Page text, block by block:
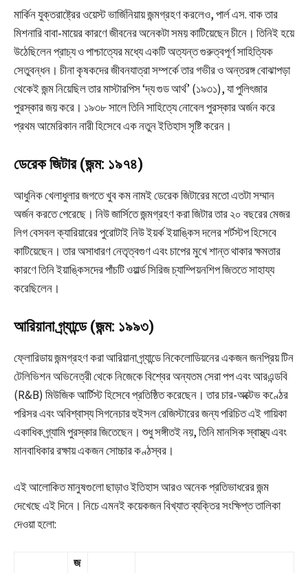
মার্কিন যুক্তরাষ্ট্রের ওয়েস্ট ভার্জিনিয়ায় জন্মগ্রহণ করলেও, পার্ল এস. বাক তার
মিশনারি বাবা-মায়ের কারণে জীবনের অনেকটা সময় কাটিয়েছেন চীনে। তিনিই হয়ে
উঠেছিলেন প্রাচ্য ও পাশ্চাত্যের মধ্যে একটি অত্যন্ত গুরুত্বপূর্ণ সাহিত্যিক
সেতুবন্ধন। চীনা কৃষকদের জীবনযাত্রা সম্পর্কে তার গভীর ও অন্তরঙ্গ বোঝাপড়া
থেকেই জন্ম নিয়েছিল তার মাস্টারপিস ‘দ্য গুড আর্থ’ (১৯৩১), যা পুলিৎজার
পুরস্কার জয় করে। ১৯৩৮ সালে তিনি সাহিত্যে নোবেল পুরস্কার অর্জন করে
প্রথম আমেরিকান নারী হিসেবে এক নতুন ইতিহাস সৃষ্টি করেন।
ডেরেক জিটার (জন্ম: ১৯৭৪)
আধুনিক খেলাধুলার জগতে খুব কম নামই ডেরেক জিটারের মতো এতটা সম্মান
অর্জন করতে পেরেছে। নিউ জার্সিতে জন্মগ্রহণ করা জিটার তার ২০ বছরের মেজর
লিগ বেসবল ক্যারিয়ারের পুরোটাই নিউ ইয়র্ক ইয়াঙ্কিস দলের শর্টস্টপ হিসেবে
কাটিয়েছেন। তার অসাধারণ নেতৃত্বগুণ এবং চাপের মুখে শান্ত থাকার ক্ষমতার
কারণে তিনি ইয়াঙ্কিসদের পাঁচটি ওয়ার্ল্ড সিরিজ চ্যাম্পিয়নশিপ জিততে সাহায্য
করেছিলেন।
আরিয়ানা গ্র্যান্ডে (জন্ম: ১৯৯৩)
ফ্লোরিডায় জন্মগ্রহণ করা আরিয়ানা গ্র্যান্ডে নিকেলোডিয়নের একজন জনপ্রিয় টিন
টেলিভিশন অভিনেত্রী থেকে নিজেকে বিশ্বের অন্যতম সেরা পপ এবং আরএন্ডবি
(R&B) মিউজিক আর্টিস্ট হিসেবে প্রতিষ্ঠিত করেছেন। তার চার-অক্টেভ কণ্ঠের
পরিসর এবং অবিশ্বাস্য সিগনেচার হুইসল রেজিস্টারের জন্য পরিচিত এই গায়িকা
একাধিক গ্র্যামি পুরস্কার জিতেছেন। শুধু সঙ্গীতই নয়, তিনি মানসিক স্বাস্থ্য এবং
মানবাধিকার রক্ষায় একজন সোচ্চার কণ্ঠস্বর।
এই আলোকিত মানুষগুলো ছাড়াও ইতিহাস আরও অনেক প্রতিভাধরের জন্ম
দেখেছে এই দিনে। নিচে এমনই কয়েকজন বিখ্যাত ব্যক্তির সংক্ষিপ্ত তালিকা
দেওয়া হলো:
জ